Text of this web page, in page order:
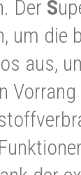
Der S
um die
aus,
Vorrang